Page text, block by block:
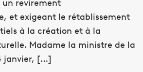
un revirement
et exigeant le rétablissement
à la création et à la
Madame la ministre de la
janvier, […]